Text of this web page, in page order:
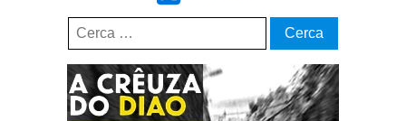
Ricerca
per: